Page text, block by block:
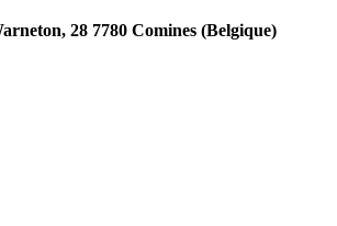
28 7780 Comines (Belgique)